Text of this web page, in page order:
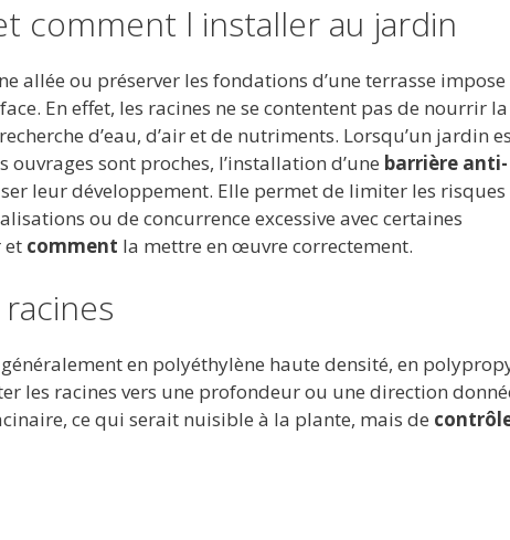
comment l installer au jardin
allée ou préserver les fondations d’une terrasse impose
En effet, les racines ne se contentent pas de nourrir la
d’eau, d’air et de nutriments. Lorsqu’un jardin
sont proches, l’installation d’une barrière anti-
leur développement. Elle permet de limiter les risques
ou de concurrence excessive avec certaines
et comment la mettre en œuvre correctement.
en polyéthylène haute densité, en
les racines vers une profondeur ou une direction
ce qui serait nuisible à la plante, mais de